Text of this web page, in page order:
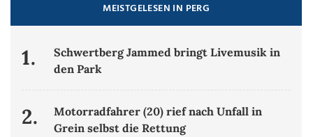
MEISTGELESEN IN PERG
1.
Schwertberg Jammed bringt Livemusik in
den Park
2.
Motorradfahrer (20) rief nach Unfall in
Grein selbst die Rettung